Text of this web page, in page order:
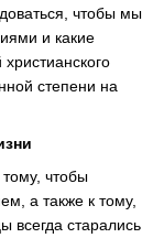
чтобы мы
и какие
степени на
чтобы
а также к тому,
всегда старались